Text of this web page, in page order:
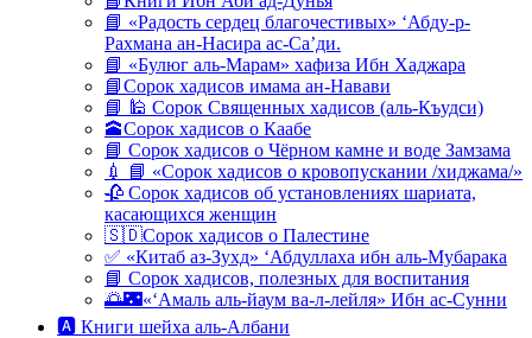
📘 «Радость сердец благочестивых» ‘Абду-р-
Рахмана ан-Насира ас-Са’ди.
📘 «Булюг аль-Марам» хафиза Ибн Хаджара
📘Сорок хадисов имама ан-Навави
📘 🕌 Сорок Священных хадисов (аль-Къудси)
🕋Сорок хадисов о Каабе
📘 Сорок хадисов о Чёрном камне и воде Замзама
💉 📘 «Сорок хадисов о кровопускании /хиджама/»
🥀 Сорок хадисов об установлениях шариата,
касающихся женщин
🇸🇩Сорок хадисов о Палестине
✅ «Китаб аз-Зухд» ‘Абдуллаха ибн аль-Мубарака
📘 Сорок хадисов, полезных для воспитания
🌅🌃«‘Амаль аль-йаум ва-л-лейля» Ибн ас-Сунни
🅰 Книги шейха аль-Албани